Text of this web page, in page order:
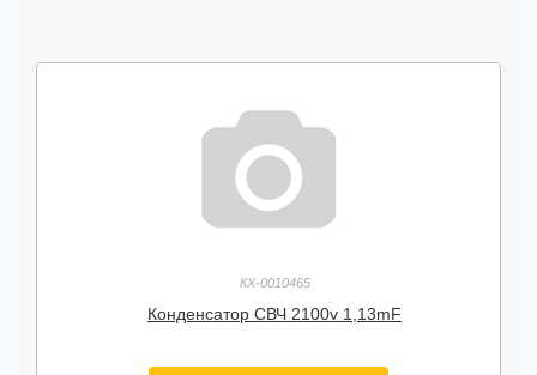
КХ-0010465
Конденсатор СВЧ 2100v 1,13mF